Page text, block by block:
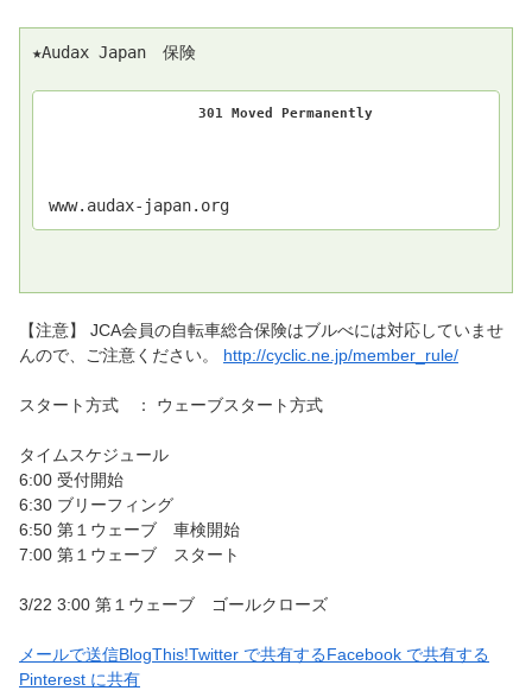
★Audax Japan　保険
301 Moved Permanently
www.audax-japan.org
【注意】 JCA会員の自転車総合保険はブルべには対応していませ
んので、ご注意ください。 http://cyclic.ne.jp/member_rule/
スタート方式 ： ウェーブスタート方式
タイムスケジュール
6:00 受付開始
6:30 ブリーフィング
6:50 第１ウェーブ 車検開始
7:00 第１ウェーブ スタート
3/22 3:00 第１ウェーブ ゴールクローズ
メールで送信BlogThis!Twitter で共有するFacebook で共有する
Pinterest に共有